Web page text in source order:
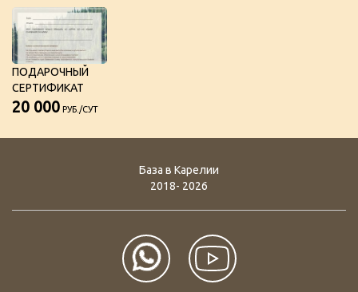
ПОДАРОЧНЫЙ
СЕРТИФИКАТ
20 000 РУБ./СУТ
База в Карелии
2018- 2026